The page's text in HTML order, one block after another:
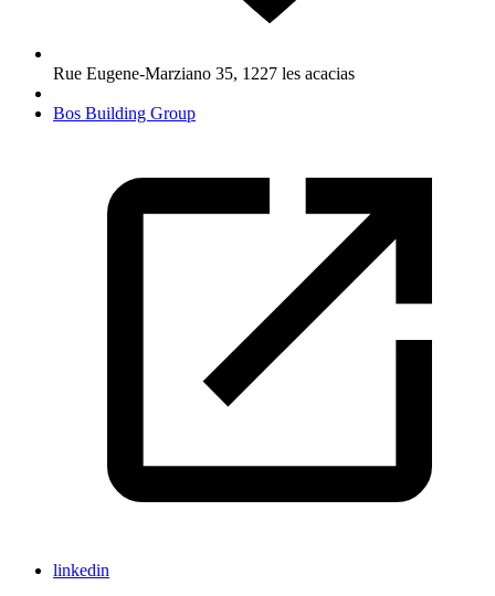
Rue Eugene-Marziano 35, 1227 les acacias
Bos Building Group
linkedin